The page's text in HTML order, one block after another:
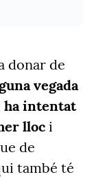
donar de
vegada
ha intentat
lloc i
de
també té